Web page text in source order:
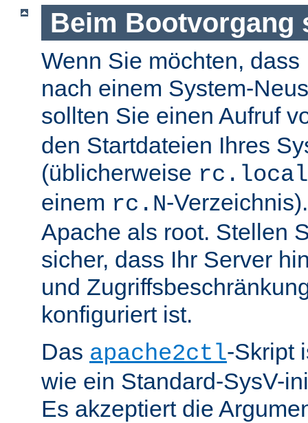
Beim Bootvorgang
Wenn Sie möchten,
nach einem System-
sollten Sie einen Aufruf
den Startdateien Ihres
(üblicherweise rc.local
einem rc.N-
Apache als root. Stellen
sicher, dass Ihr Server
und
konfiguriert ist.
Das apache2ctl-Skript
wie ein Standard-SysV-
Es akzeptiert die